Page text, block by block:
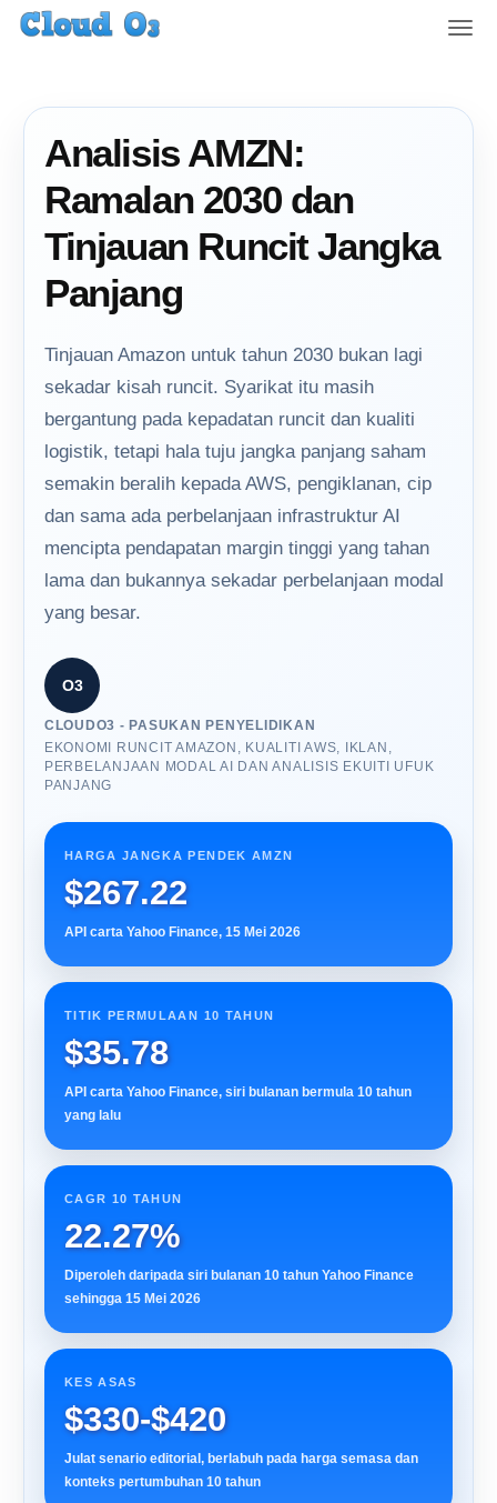
T
Analisis AMZN:
Ramalan 2030 dan
Tinjauan Runcit Jangka
Panjang
Tinjauan Amazon untuk tahun 2030 bukan lagi
sekadar kisah runcit. Syarikat itu masih
bergantung pada kepadatan runcit dan kualiti
logistik, tetapi hala tuju jangka panjang saham
semakin beralih kepada AWS, pengiklanan, cip
dan sama ada perbelanjaan infrastruktur AI
mencipta pendapatan margin tinggi yang tahan
lama dan bukannya sekadar perbelanjaan modal
yang besar.
O3
CLOUDO3 - PASUKAN PENYELIDIKAN
EKONOMI RUNCIT AMAZON, KUALITI AWS, IKLAN,
PERBELANJAAN MODAL AI DAN ANALISIS EKUITI UFUK
PANJANG
HARGA JANGKA PENDEK AMZN
$267.22
API carta Yahoo Finance, 15 Mei 2026
TITIK PERMULAAN 10 TAHUN
$35.78
API carta Yahoo Finance, siri bulanan bermula 10 tahun
yang lalu
CAGR 10 TAHUN
22.27%
Diperoleh daripada siri bulanan 10 tahun Yahoo Finance
sehingga 15 Mei 2026
KES ASAS
$330-$420
Julat senario editorial, berlabuh pada harga semasa dan
konteks pertumbuhan 10 tahun